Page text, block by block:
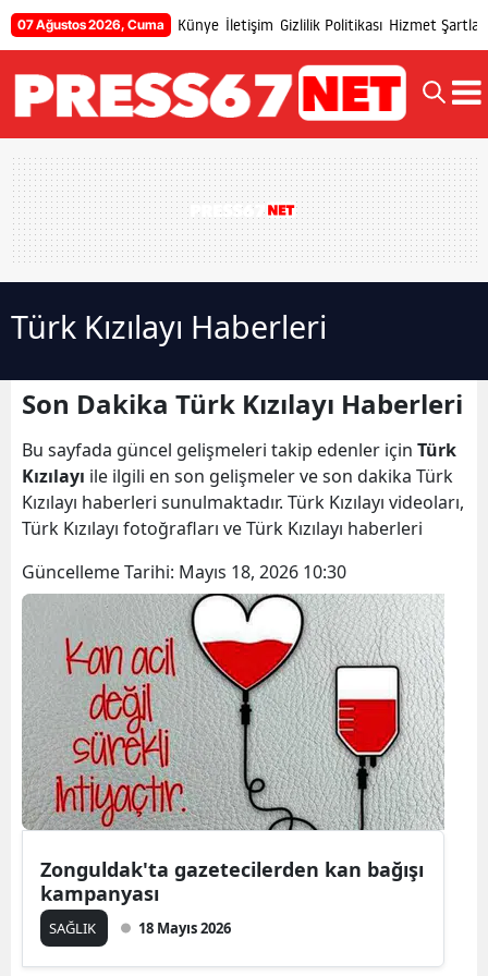
07 Ağustos 2026, Cuma Künye İletişim Gizlilik Politikası Hizmet Şartları
Türk Kızılayı Haberleri
Son Dakika Türk Kızılayı Haberleri
Bu sayfada güncel gelişmeleri takip edenler için Türk
Kızılayı ile ilgili en son gelişmeler ve son dakika Türk
Kızılayı haberleri sunulmaktadır. Türk Kızılayı videoları,
Türk Kızılayı fotoğrafları ve Türk Kızılayı haberleri
Güncelleme Tarihi: Mayıs 18, 2026 10:30
Zonguldak'ta gazetecilerden kan bağışı
kampanyası
SAĞLIK 18 Mayıs 2026